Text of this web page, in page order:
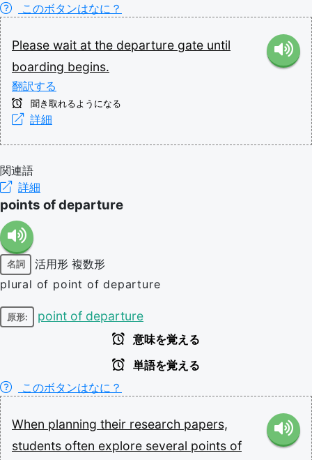
このボタンはなに？
Please wait at the departure gate until
boarding begins.
翻訳する
聞き取れるようになる
詳細
関連語
詳細
points of departure
名詞 活用形 複数形
plural of point of departure
原形: point of departure
意味を覚える
単語を覚える
このボタンはなに？
When planning their research papers,
students often explore several points of